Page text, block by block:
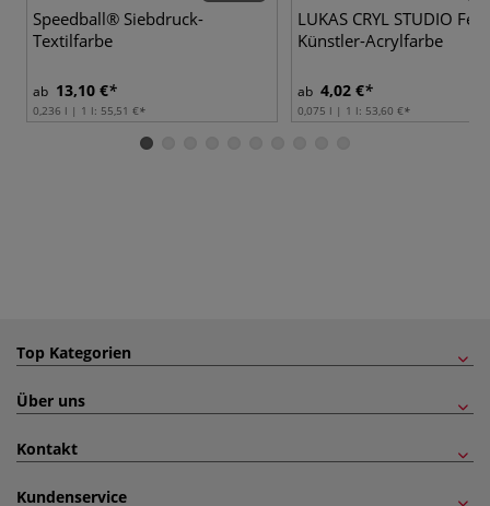
Speedball® Siebdruck-
Textilfarbe
ab 13,10 €
0,236 l | 1 l: 55,51 €
LUKAS CRYL STUDIO
Künstler-Acrylfarbe
ab 4,02 €
0,075 l | 1 l: 53,60 €
Top Kategorien
Über uns
Kontakt
Kundenservice